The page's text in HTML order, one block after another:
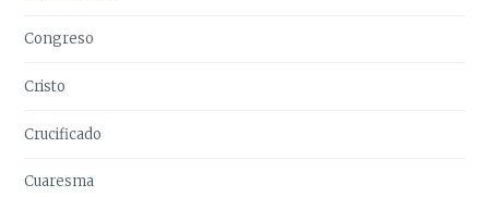
Congreso
Cristo
Crucificado
Cuaresma